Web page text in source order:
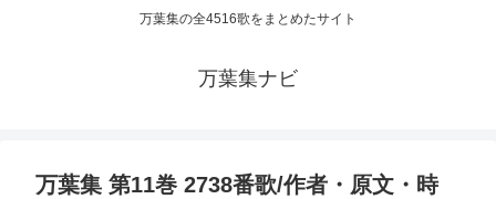
万葉集の全4516歌をまとめたサイト
万葉集ナビ
万葉集 第11巻 2738番歌/作者・原文・時